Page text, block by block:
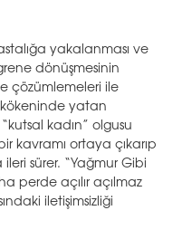
yakalanması ve
dönüşmesinin
çözümlemeleri ile
kökeninde yatan
“kutsal kadın” olgusu
kavramı ortaya çıkarıp
sürer. “Yağmur Gibi
perde açılır açılmaz
iletişimsizliği